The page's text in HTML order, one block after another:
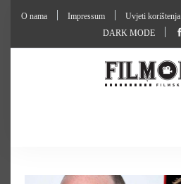
O nama Impressum Uvjeti korištenja
DARK MODE